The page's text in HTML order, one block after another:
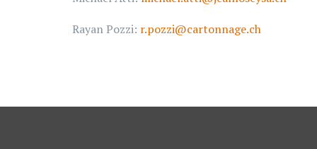
Rayan Pozzi: r.pozzi@cartonnage.ch